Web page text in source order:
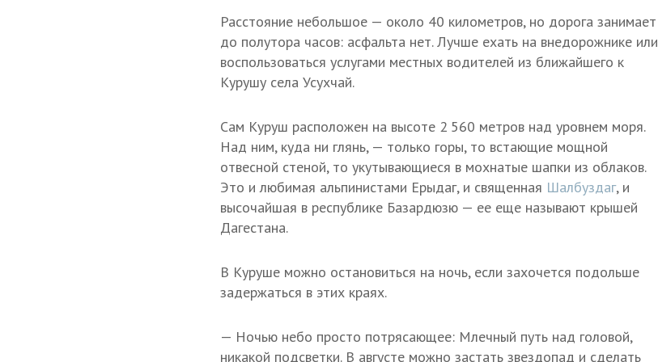
Расстояние небольшое — около 40 километров, но дорога занимает
до полутора часов: асфальта нет. Лучше ехать на внедорожнике или
воспользоваться услугами местных водителей из ближайшего к
Курушу села Усухчай.
Сам Куруш расположен на высоте 2 560 метров над уровнем моря.
Над ним, куда ни глянь, — только горы, то встающие мощной
отвесной стеной, то укутывающиеся в мохнатые шапки из облаков.
Это и любимая альпинистами Ерыдаг, и священная Шалбуздаг, и
высочайшая в республике Базардюзю — ее еще называют крышей
Дагестана.
В Куруше можно остановиться на ночь, если захочется подольше
задержаться в этих краях.
— Ночью небо просто потрясающее: Млечный путь над головой,
никакой подсветки. В августе можно застать звездопад и сделать